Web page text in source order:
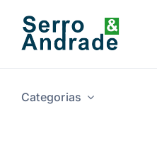
para
Categorias